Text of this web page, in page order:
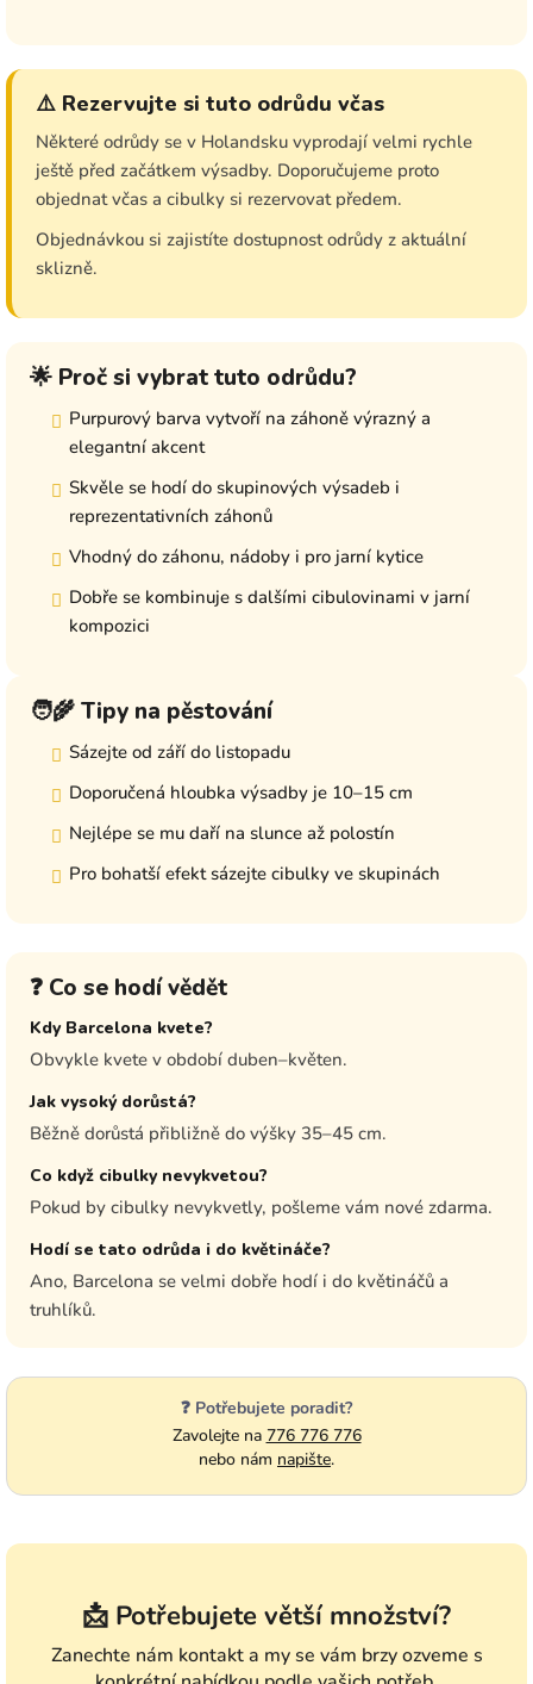
⚠️ Rezervujte si tuto odrůdu včas
Některé odrůdy se v Holandsku vyprodají velmi rychle
ještě před začátkem výsadby. Doporučujeme proto
objednat včas a cibulky si rezervovat předem.
Objednávkou si zajistíte dostupnost odrůdy z aktuální
sklizně.
🌟 Proč si vybrat tuto odrůdu?
Purpurový barva vytvoří na záhoně výrazný a
elegantní akcent
Skvěle se hodí do skupinových výsadeb i
reprezentativních záhonů
Vhodný do záhonu, nádoby i pro jarní kytice
Dobře se kombinuje s dalšími cibulovinami v jarní
kompozici
🧑‍🌾 Tipy na pěstování
Sázejte od září do listopadu
Doporučená hloubka výsadby je 10–15 cm
Nejlépe se mu daří na slunce až polostín
Pro bohatší efekt sázejte cibulky ve skupinách
❓ Co se hodí vědět
Kdy Barcelona kvete?
Obvykle kvete v období duben–květen.
Jak vysoký dorůstá?
Běžně dorůstá přibližně do výšky 35–45 cm.
Co když cibulky nevykvetou?
Pokud by cibulky nevykvetly, pošleme vám nové zdarma.
Hodí se tato odrůda i do květináče?
Ano, Barcelona se velmi dobře hodí i do květináčů a
truhlíků.
❓ Potřebujete poradit?
Zavolejte na 776 776 776
nebo nám napište.
📩 Potřebujete větší množství?
Zanechte nám kontakt a my se vám brzy ozveme s